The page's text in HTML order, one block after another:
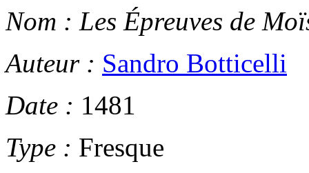
Nom : Les Épreuves de
Auteur : Sandro Botticelli
Date : 1481
Type : Fresque